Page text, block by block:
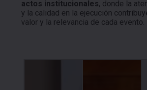
actos institucionales, donde la
y la calidad en la ejecución
valor y la relevancia de cada evento.